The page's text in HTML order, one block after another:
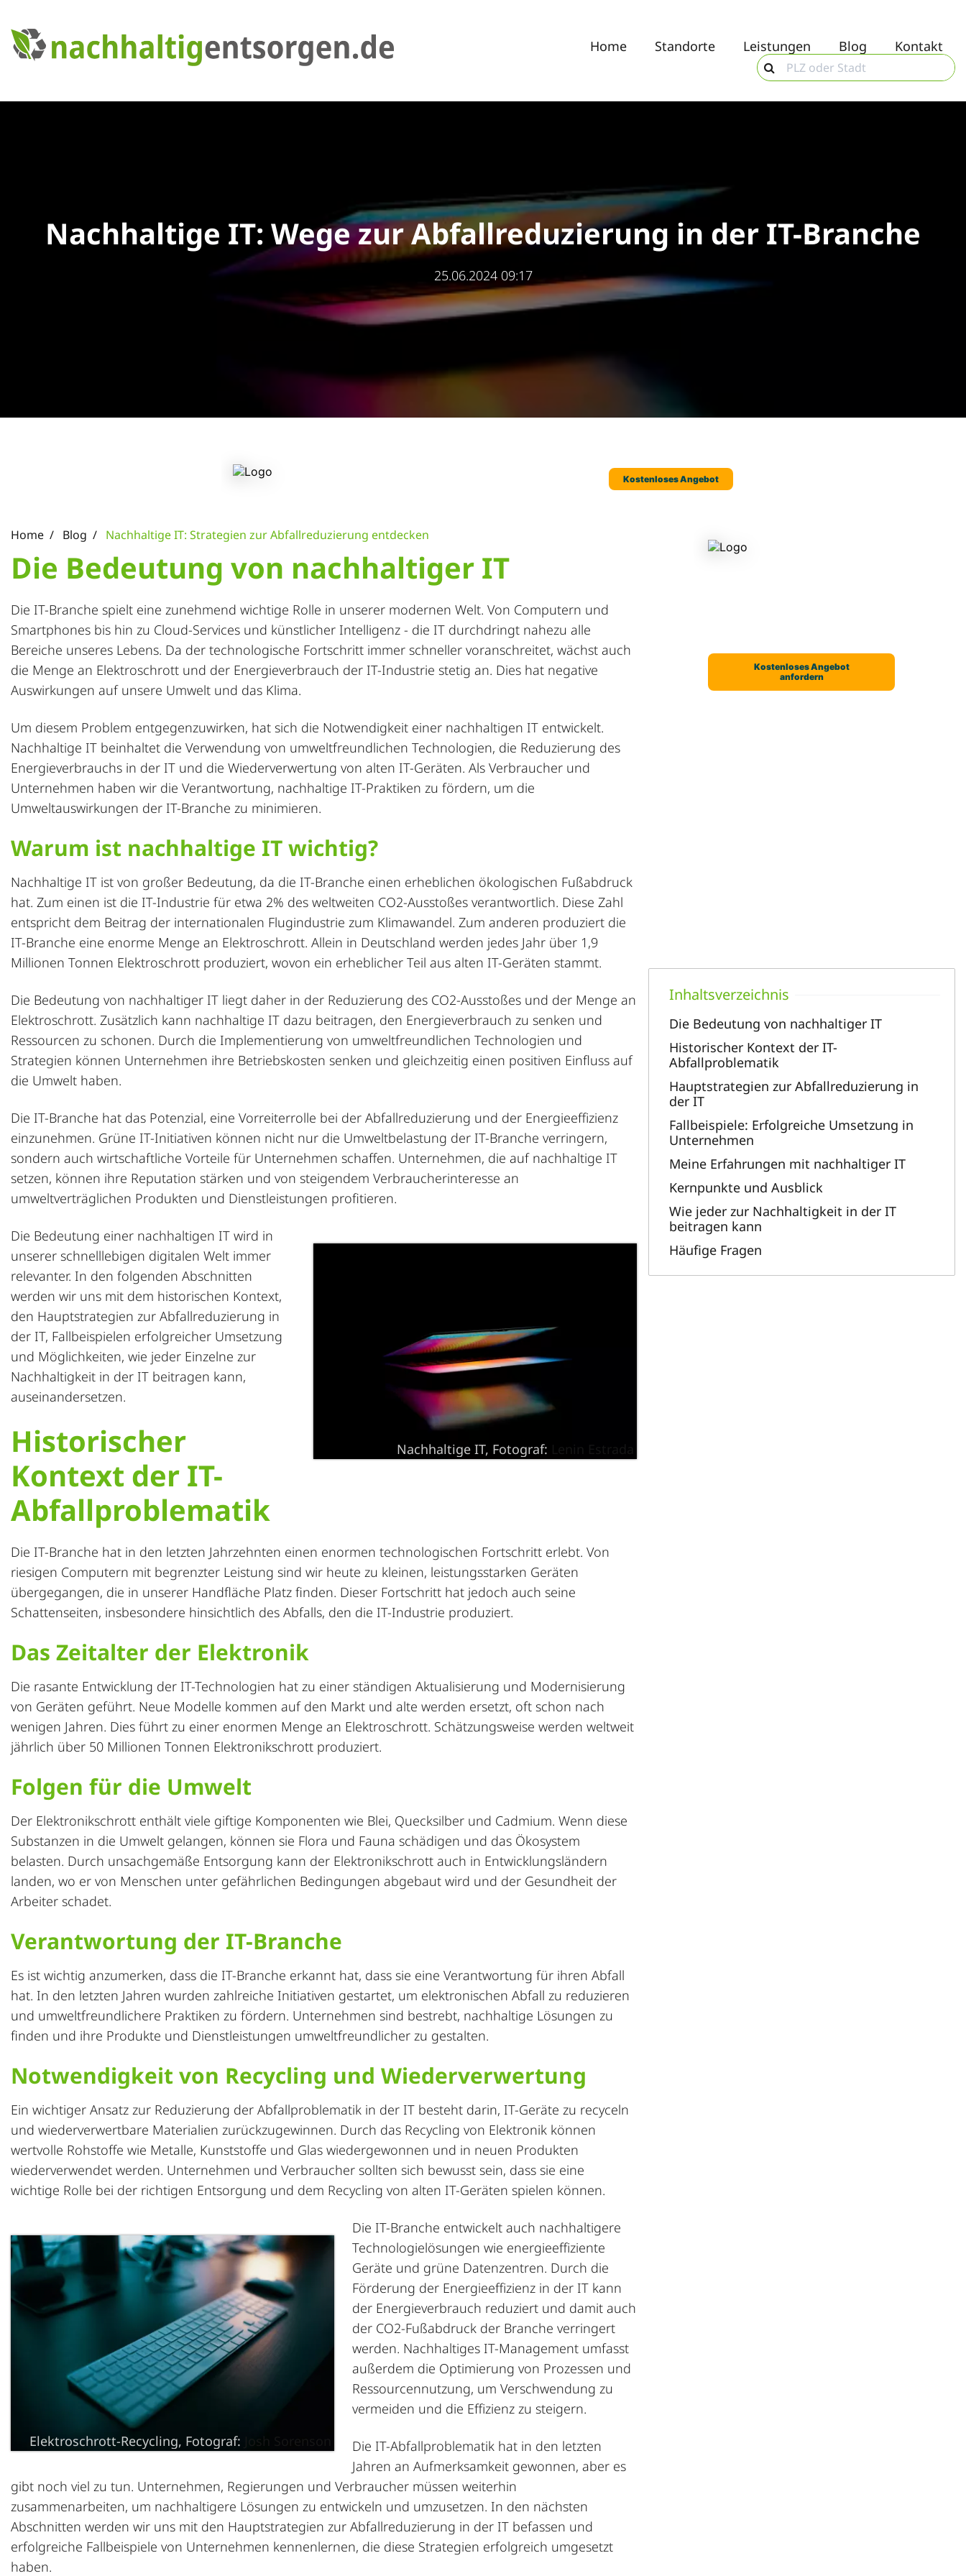
Home Standorte Leistungen Blog Kontakt
Nachhaltige IT: Wege zur Abfallreduzierung in der IT-Branche
25.06.2024 09:17
Home Blog Nachhaltige IT: Strategien zur Abfallreduzierung entdecken
Die Bedeutung von nachhaltiger IT
Die IT-Branche spielt eine zunehmend wichtige Rolle in unserer modernen Welt. Von Computern und
Smartphones bis hin zu Cloud-Services und künstlicher Intelligenz - die IT durchdringt nahezu alle
Bereiche unseres Lebens. Da der technologische Fortschritt immer schneller voranschreitet, wächst auch
die Menge an Elektroschrott und der Energieverbrauch der IT-Industrie stetig an. Dies hat negative
Auswirkungen auf unsere Umwelt und das Klima.
Um diesem Problem entgegenzuwirken, hat sich die Notwendigkeit einer nachhaltigen IT entwickelt.
Nachhaltige IT beinhaltet die Verwendung von umweltfreundlichen Technologien, die Reduzierung des
Energieverbrauchs in der IT und die Wiederverwertung von alten IT-Geräten. Als Verbraucher und
Unternehmen haben wir die Verantwortung, nachhaltige IT-Praktiken zu fördern, um die
Umweltauswirkungen der IT-Branche zu minimieren.
Warum ist nachhaltige IT wichtig?
Nachhaltige IT ist von großer Bedeutung, da die IT-Branche einen erheblichen ökologischen Fußabdruck
hat. Zum einen ist die IT-Industrie für etwa 2% des weltweiten CO2-Ausstoßes verantwortlich. Diese Zahl
entspricht dem Beitrag der internationalen Flugindustrie zum Klimawandel. Zum anderen produziert die
IT-Branche eine enorme Menge an Elektroschrott. Allein in Deutschland werden jedes Jahr über 1,9
Millionen Tonnen Elektroschrott produziert, wovon ein erheblicher Teil aus alten IT-Geräten stammt.
Die Bedeutung von nachhaltiger IT liegt daher in der Reduzierung des CO2-Ausstoßes und der Menge an
Elektroschrott. Zusätzlich kann nachhaltige IT dazu beitragen, den Energieverbrauch zu senken und
Ressourcen zu schonen. Durch die Implementierung von umweltfreundlichen Technologien und
Strategien können Unternehmen ihre Betriebskosten senken und gleichzeitig einen positiven Einfluss auf
die Umwelt haben.
Die IT-Branche hat das Potenzial, eine Vorreiterrolle bei der Abfallreduzierung und der Energieeffizienz
einzunehmen. Grüne IT-Initiativen können nicht nur die Umweltbelastung der IT-Branche verringern,
sondern auch wirtschaftliche Vorteile für Unternehmen schaffen. Unternehmen, die auf nachhaltige IT
setzen, können ihre Reputation stärken und von steigendem Verbraucherinteresse an
umweltverträglichen Produkten und Dienstleistungen profitieren.
Nachhaltige IT, Fotograf:
Die Bedeutung einer nachhaltigen IT wird in
unserer schnelllebigen digitalen Welt immer
relevanter. In den folgenden Abschnitten
werden wir uns mit dem historischen Kontext,
den Hauptstrategien zur Abfallreduzierung in
der IT, Fallbeispielen erfolgreicher Umsetzung
und Möglichkeiten, wie jeder Einzelne zur
Nachhaltigkeit in der IT beitragen kann,
auseinandersetzen.
Historischer
Kontext der IT-
Abfallproblematik
Die IT-Branche hat in den letzten Jahrzehnten einen enormen technologischen Fortschritt erlebt. Von
riesigen Computern mit begrenzter Leistung sind wir heute zu kleinen, leistungsstarken Geräten
übergegangen, die in unserer Handfläche Platz finden. Dieser Fortschritt hat jedoch auch seine
Schattenseiten, insbesondere hinsichtlich des Abfalls, den die IT-Industrie produziert.
Das Zeitalter der Elektronik
Die rasante Entwicklung der IT-Technologien hat zu einer ständigen Aktualisierung und Modernisierung
von Geräten geführt. Neue Modelle kommen auf den Markt und alte werden ersetzt, oft schon nach
wenigen Jahren. Dies führt zu einer enormen Menge an Elektroschrott. Schätzungsweise werden weltweit
jährlich über 50 Millionen Tonnen Elektronikschrott produziert.
Folgen für die Umwelt
Der Elektronikschrott enthält viele giftige Komponenten wie Blei, Quecksilber und Cadmium. Wenn diese
Substanzen in die Umwelt gelangen, können sie Flora und Fauna schädigen und das Ökosystem
belasten. Durch unsachgemäße Entsorgung kann der Elektronikschrott auch in Entwicklungsländern
landen, wo er von Menschen unter gefährlichen Bedingungen abgebaut wird und der Gesundheit der
Arbeiter schadet.
Verantwortung der IT-Branche
Es ist wichtig anzumerken, dass die IT-Branche erkannt hat, dass sie eine Verantwortung für ihren Abfall
hat. In den letzten Jahren wurden zahlreiche Initiativen gestartet, um elektronischen Abfall zu reduzieren
und umweltfreundlichere Praktiken zu fördern. Unternehmen sind bestrebt, nachhaltige Lösungen zu
finden und ihre Produkte und Dienstleistungen umweltfreundlicher zu gestalten.
Notwendigkeit von Recycling und Wiederverwertung
Ein wichtiger Ansatz zur Reduzierung der Abfallproblematik in der IT besteht darin, IT-Geräte zu recyceln
und wiederverwertbare Materialien zurückzugewinnen. Durch das Recycling von Elektronik können
wertvolle Rohstoffe wie Metalle, Kunststoffe und Glas wiedergewonnen und in neuen Produkten
wiederverwendet werden. Unternehmen und Verbraucher sollten sich bewusst sein, dass sie eine
wichtige Rolle bei der richtigen Entsorgung und dem Recycling von alten IT-Geräten spielen können.
Elektroschrott-Recycling, Fotograf:
Die IT-Branche entwickelt auch nachhaltigere
Technologielösungen wie energieeffiziente
Geräte und grüne Datenzentren. Durch die
Förderung der Energieeffizienz in der IT kann
der Energieverbrauch reduziert und damit auch
der CO2-Fußabdruck der Branche verringert
werden. Nachhaltiges IT-Management umfasst
außerdem die Optimierung von Prozessen und
Ressourcennutzung, um Verschwendung zu
vermeiden und die Effizienz zu steigern.
Die IT-Abfallproblematik hat in den letzten
Jahren an Aufmerksamkeit gewonnen, aber es
gibt noch viel zu tun. Unternehmen, Regierungen und Verbraucher müssen weiterhin
zusammenarbeiten, um nachhaltigere Lösungen zu entwickeln und umzusetzen. In den nächsten
Abschnitten werden wir uns mit den Hauptstrategien zur Abfallreduzierung in der IT befassen und
erfolgreiche Fallbeispiele von Unternehmen kennenlernen, die diese Strategien erfolgreich umgesetzt
haben.
Die Bedeutung von nachhaltiger IT
Historischer Kontext der IT-
Abfallproblematik
Hauptstrategien zur Abfallreduzierung in
der IT
Fallbeispiele: Erfolgreiche Umsetzung in
Unternehmen
Meine Erfahrungen mit nachhaltiger IT
Kernpunkte und Ausblick
Wie jeder zur Nachhaltigkeit in der IT
beitragen kann
Häufige Fragen